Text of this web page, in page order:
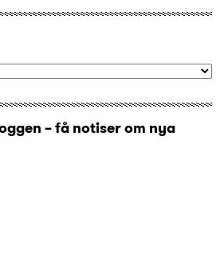
– få notiser om nya